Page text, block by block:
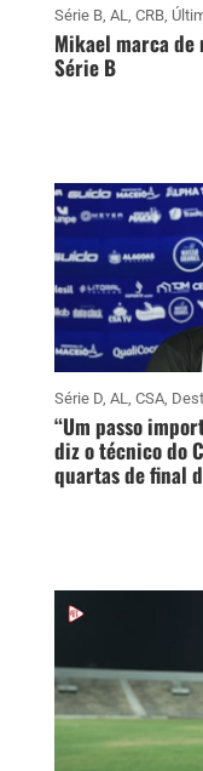
Série B, AL, CRB,
Mikael marca de
Série B
Série D, AL, CSA,
“Um passo
diz o técnico do
quartas de final